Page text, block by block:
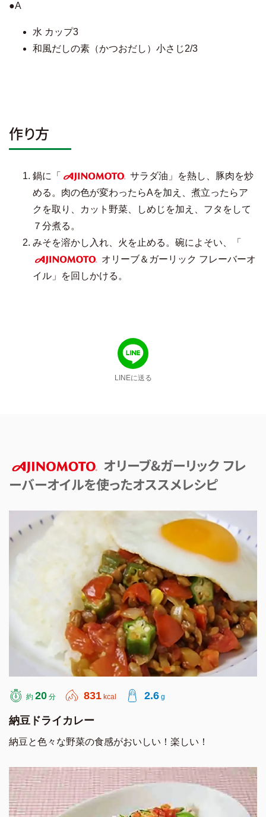
●A
水 カップ3
和風だしの素（かつおだし）小さじ2/3
作り方
鍋に「
AJINOMOTO
サラダ油」を熱し、豚肉を炒
める。肉の色が変わったらAを加え、煮立ったらア
クを取り、カット野菜、しめじを加え、フタをして
７分煮る。
みそを溶かし入れ、火を止める。碗によそい、「
AJINOMOTO
オリーブ＆ガーリック フレーバーオ
イル」を回しかける。
LINEに送る
AJINOMOTO
オリーブ&ガーリック フレ
ーバーオイルを使ったオススメレシピ
約 20 分 831 kcal 2.6 g
納豆ドライカレー
納豆と色々な野菜の食感がおいしい！楽しい！